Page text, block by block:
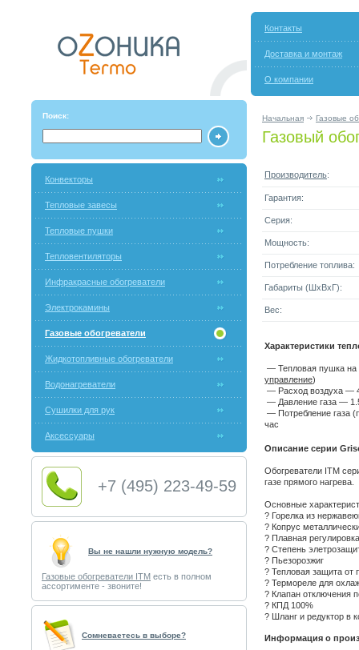
Контакты
Доставка и монтаж
О компании
Поиск: Начальная Газовые
Газовый
Конвекторы
Тепловые завесы
Тепловые пушки
Тепловентиляторы
Инфракрасные обогреватели
Электрокамины
Газовые обогреватели
Жидкотопливные обогреватели
Водонагреватели
Сушилки для рук
Аксессуары
+7 (495) 223-49-59
Вы не нашли нужную модель?
Газовые обогреватели ITM есть в полном
ассортименте - звоните!
Cомневаетесь в выборе?
Производитель:
Гарантия:
Серия:
Мощность:
Потребление топлива:
Габариты (ШxВxГ):
Вес:
Характеристики
— Тепловая пушка на
управление)
— Расход воздуха —
— Давление газа —
— Потребление газа
час
Описание серии
Обогреватели ITM
газе прямого нагрева.
Основные
? Горелка из
? Копрус
? Плавная
? Степень
? Пьезорозжиг
? Тепловая защита от
? Термореле для
? Клапан отключения
? КПД 100%
? Шланг и редуктор в
Информация о